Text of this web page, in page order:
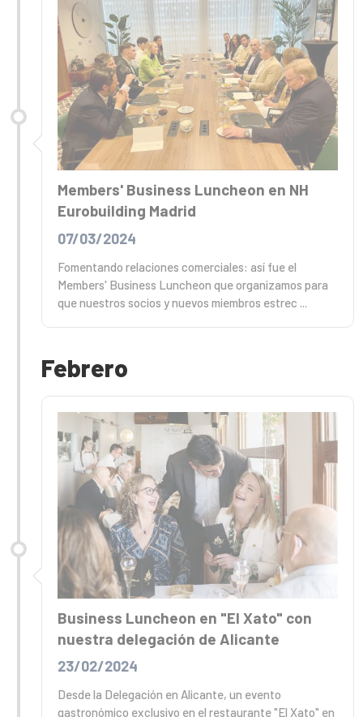
Members' Business Luncheon en NH
Eurobuilding Madrid
07/03/2024
Fomentando relaciones comerciales: así fue el
Members' Business Luncheon que organizamos para
que nuestros socios y nuevos miembros estrec ...
Febrero
Business Luncheon en "El Xato" con
nuestra delegación de Alicante
23/02/2024
Desde la Delegación en Alicante, un evento
gastronómico exclusivo en el restaurante "El Xato" en